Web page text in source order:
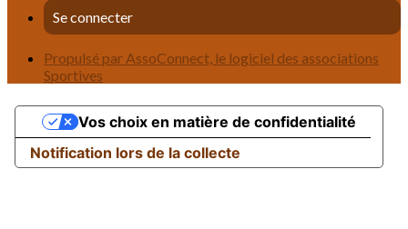
Se connecter
Propulsé par AssoConnect, le logiciel des associations
Sportives
Notification lors de la collecte
Vos choix en matière de confidentialité